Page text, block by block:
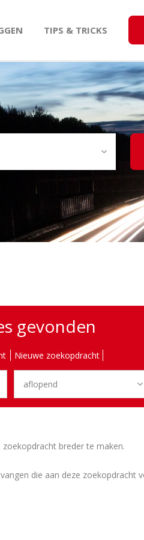
TIPS & TRICKS
gevonden
Nieuwe zoekopdracht
breder te maken.
die aan deze zoekopdracht